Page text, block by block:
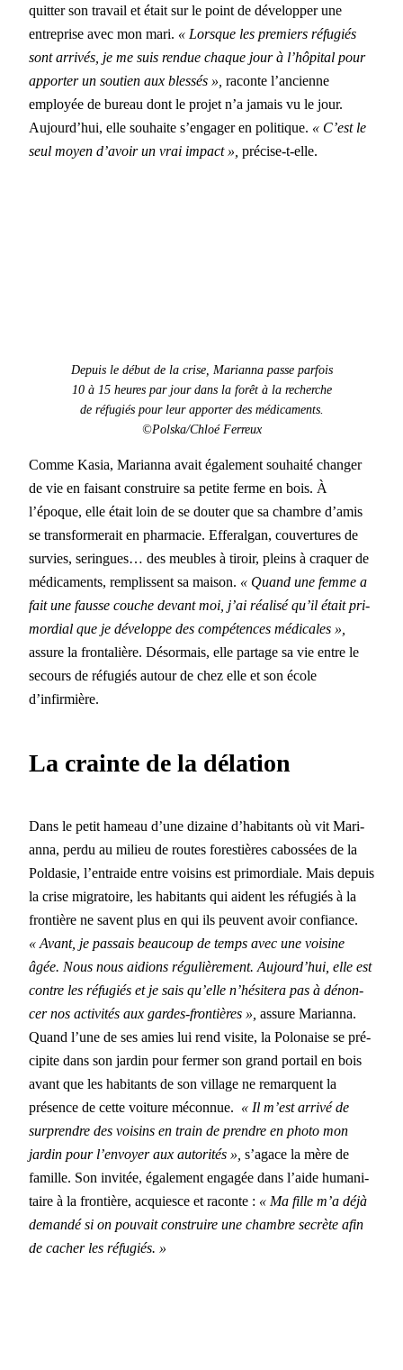
quit­ter son tra­vail et était sur le point de dévelop­per une
entre­prise avec mon mari. « Lorsque les pre­miers réfugiés
sont arrivés, je me suis ren­due chaque jour à l’hôpital pour
apporter un sou­tien aux blessés », racon­te l’ancienne
employée de bureau dont le pro­jet n’a jamais vu le jour.
Aujourd’hui, elle souhaite s’engager en poli­tique. « C’est le
seul moyen d’avoir un vrai impact », pré­cise-t-elle.
Depuis le début de la crise, Mar­i­an­na passe par­fois
10 à 15 heures par jour dans la forêt à la recherche
de réfugiés pour leur apporter des médica­ments.
©Polska/Chloé Fer­reux
Comme Kasia, Mar­i­an­na avait égale­ment souhaité chang­er
de vie en faisant con­stru­ire sa petite ferme en bois. À
l’époque, elle était loin de se douter que sa cham­bre d’amis
se trans­formerait en phar­ma­cie. Effer­al­gan, cou­ver­tures de
survies, seringues… des meubles à tiroir, pleins à cra­quer de
médica­ments, rem­plis­sent sa mai­son. « Quand une femme a
fait une fausse couche devant moi, j’ai réal­isé qu’il était pri­
mor­dial que je développe des com­pé­tences médi­cales »,
assure la frontal­ière. Désor­mais, elle partage sa vie entre le
sec­ours de réfugiés autour de chez elle et son école
d’infirmière.
La crainte de la délation
Dans le petit hameau d’une dizaine d’habitants où vit Mar­i­
an­na, per­du au milieu de routes forestières cabossées de la
Poldasie, l’entraide entre voisins est pri­mor­diale. Mais depuis
la crise migra­toire, les habi­tants qui aident les réfugiés à la
fron­tière ne savent plus en qui ils peu­vent avoir con­fi­ance.
« Avant, je pas­sais beau­coup de temps avec une voi­sine
âgée. Nous nous aid­ions régulière­ment. Aujourd’hui, elle est
con­tre les réfugiés et je sais qu’elle n’hésit­era pas à dénon­
cer nos activ­ités aux gardes-fron­tières », assure Mar­i­an­na.
Quand l’une de ses amies lui rend vis­ite, la Polon­aise se pré­
cip­ite dans son jardin pour fer­mer son grand por­tail en bois
avant que les habi­tants de son vil­lage ne remar­quent la
présence de cette voiture mécon­nue. « Il m’est arrivé de
sur­pren­dre des voisins en train de pren­dre en pho­to mon
jardin pour l’envoyer aux autorités », s’agace la mère de
famille. Son invitée, égale­ment engagée dans l’aide human­i­
taire à la fron­tière, acqui­esce et racon­te : « Ma fille m’a déjà
demandé si on pou­vait con­stru­ire une cham­bre secrète afin
de cacher les réfugiés. »